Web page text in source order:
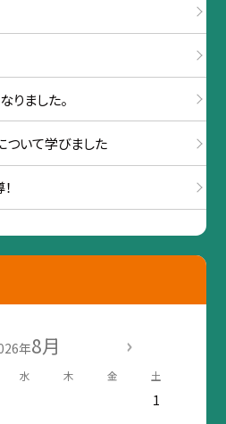
りました。
いて学びました
年8月
水 木 金 土
1